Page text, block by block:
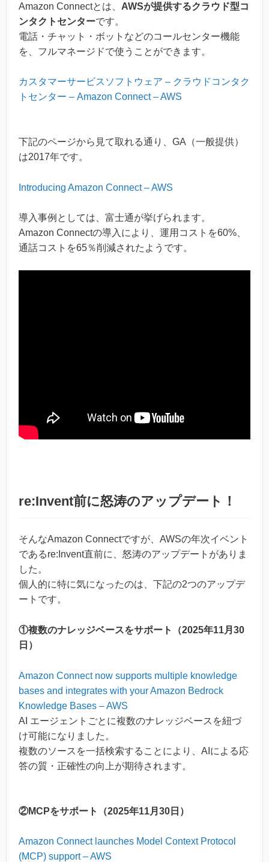
Amazon Connectとは、 AWSが提供するクラウド型コ
ンタクトセンターです。
電話・チャット・ボットなどのコールセンター機能
を、フルマネージドで使うことができます。
カスタマーサービスソフトウェア – クラウドコンタク
トセンター – Amazon Connect – AWS
下記のページから見て取れる通り、GA（一般提供）
は2017年です。
Introducing Amazon Connect – AWS
導入事例としては、富士通が挙げられます。
Amazon Connectの導入により、運用コストを60%、
通話コストを65％削減されたようです。
re:Invent前に怒涛のアップデート！
そんなAmazon Connectですが、AWSの年次イベント
であるre:Invent直前に、怒涛のアップデートがありま
した。
個人的に特に気になったのは、下記の2つのアップデ
ートです。
①複数のナレッジベースをサポート（2025年11月30
日）
Amazon Connect now supports multiple knowledge
bases and integrates with your Amazon Bedrock
Knowledge Bases – AWS
AI エージェントごとに複数のナレッジベースを紐づ
け可能になりました。
複数のソースを一括検索することにより、AIによる応
答の質・正確性の向上が期待されます。
②MCPをサポート（2025年11月30日）
Amazon Connect launches Model Context Protocol
(MCP) support – AWS